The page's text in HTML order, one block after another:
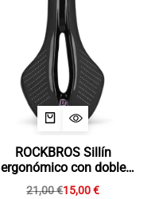
ROCKBROS Sillín
ergonómico con doble
suspensión y canal
21,00€15,00€